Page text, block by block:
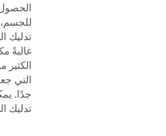
تدليك
غالبةً
الكثير
التي
جدًا.
تدليك